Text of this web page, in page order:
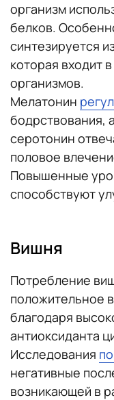
организм
белков.
синтезируется
которая входит
организмов.
Мелатонин
бодрствования,
серотонин
половое
Повышенные
способствуют
Вишня
Потребление
положительное
благодаря
антиоксиданта
Исследования
негативные
возникающей в